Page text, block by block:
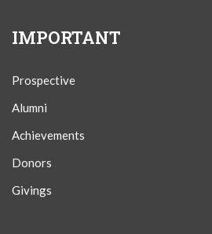
IMPORTANT
Prospective
Alumni
Achievements
Donors
Givings